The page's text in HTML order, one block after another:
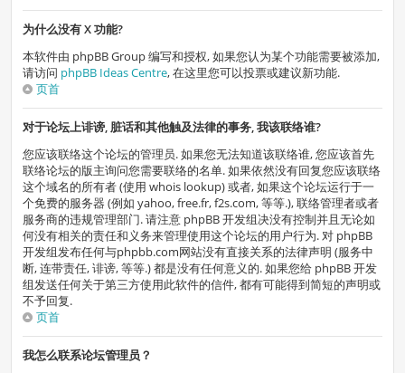
为什么没有 X 功能?
本软件由 phpBB Group 编写和授权, 如果您认为某个功能需要被添加,
请访问 phpBB Ideas Centre, 在这里您可以投票或建议新功能.
页首
对于论坛上诽谤, 脏话和其他触及法律的事务, 我该联络谁?
您应该联络这个论坛的管理员. 如果您无法知道该联络谁, 您应该首先
联络论坛的版主询问您需要联络的名单. 如果依然没有回复您应该联络
这个域名的所有者 (使用 whois lookup) 或者, 如果这个论坛运行于一
个免费的服务器 (例如 yahoo, free.fr, f2s.com, 等等.), 联络管理者或者
服务商的违规管理部门. 请注意 phpBB 开发组决没有控制并且无论如
何没有相关的责任和义务来管理使用这个论坛的用户行为. 对 phpBB
开发组发布任何与phpbb.com网站没有直接关系的法律声明 (服务中
断, 连带责任, 诽谤, 等等.) 都是没有任何意义的. 如果您给 phpBB 开发
组发送任何关于第三方使用此软件的信件, 都有可能得到简短的声明或
不予回复.
页首
我怎么联系论坛管理员？